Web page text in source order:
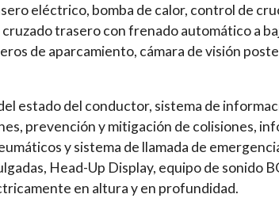
eléctrico, bomba de calor, control de
trasero con frenado automático a
de aparcamiento, cámara de visión
estado del conductor, sistema de
prevención y mitigación de colisiones,
y sistema de llamada de
Head-Up Display, equipo de sonido
en altura y en profundidad.